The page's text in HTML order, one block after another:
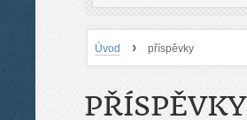
Úvod › příspěvky
PŘÍSPĚVKY